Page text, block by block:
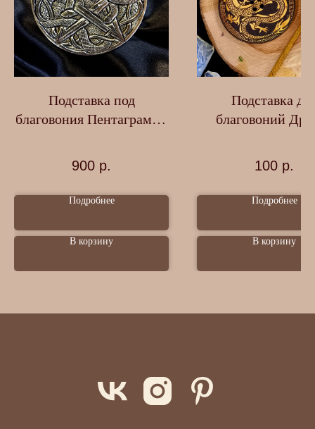
Подставка под
благовония Пентаграмма
900 р.
Подробнее
В корзину
Подставка
благовоний
100 р.
Подробнее
В корзину